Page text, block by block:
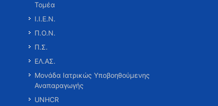
Τομέα
Ι.Ι.Ε.Ν.
Π.Ο.Ν.
Π.Σ.
ΕΛ.ΑΣ.
Μονάδα Ιατρικώς Υποβοηθούμενης
Αναπαραγωγής
UNHCR